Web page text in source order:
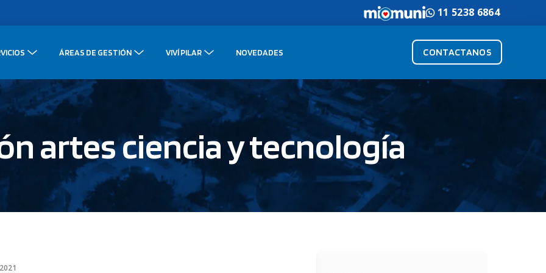
11 5238 6864
ÁREAS DE GESTIÓN VIVÍ PILAR NOVEDADES CONTACTANOS
artes ciencia y tecnología